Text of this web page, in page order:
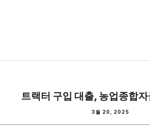
트랙터 구입 대출, 농업종합
3월 20, 2025